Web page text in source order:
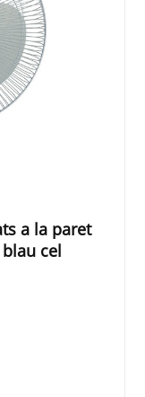
a la paret
cel